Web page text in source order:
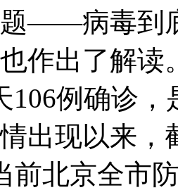
——病毒到
作出了解读
106例确诊
出现以来，
前北京全市